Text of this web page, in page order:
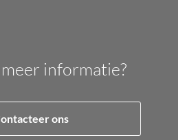
informatie?
ons